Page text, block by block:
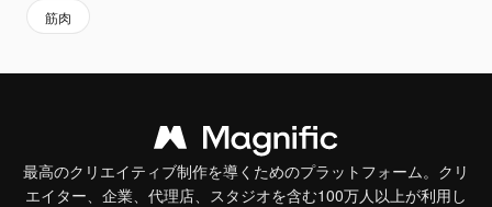
筋肉
最高のクリエイティブ制作を導くためのプラットフォーム。クリ
エイター、企業、代理店、スタジオを含む100万人以上が利用し